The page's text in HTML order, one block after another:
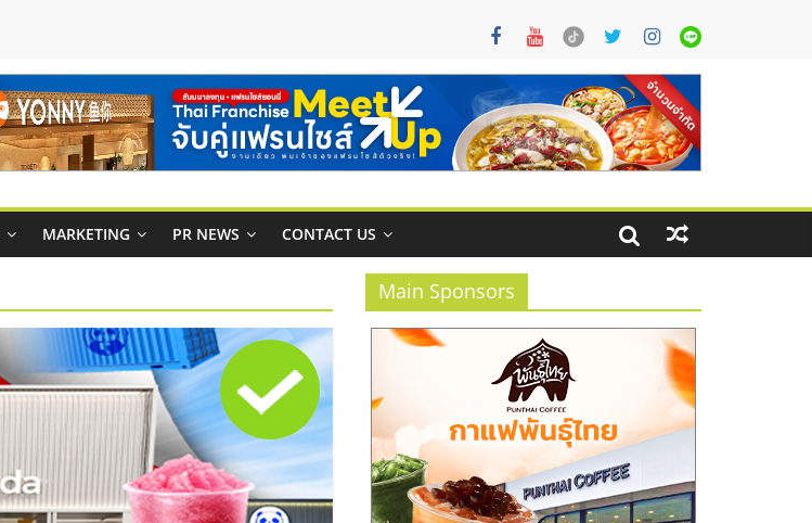
MARKETING PR NEWS CONTACT US
Main Sponsors